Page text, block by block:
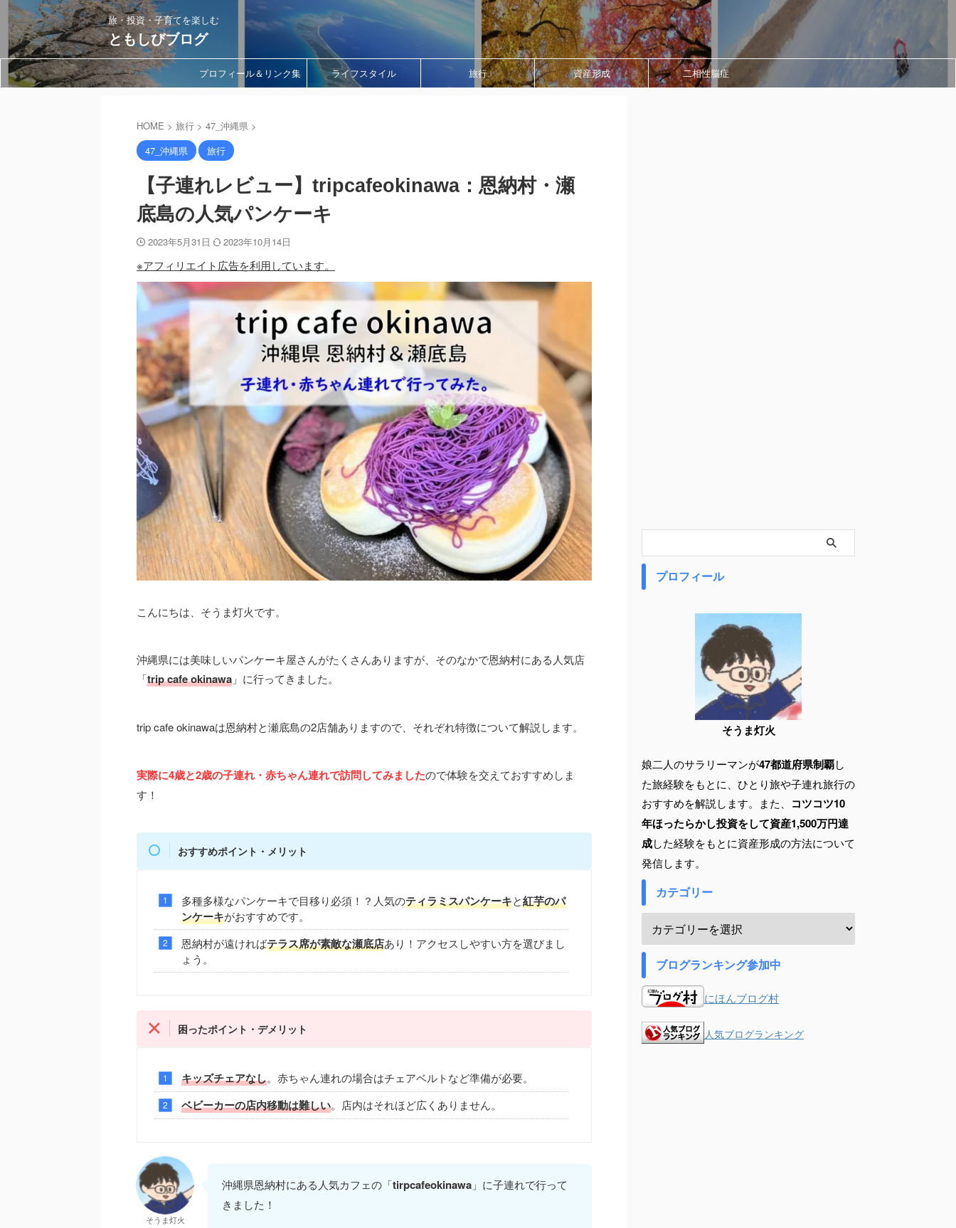
旅・投資・子育てを楽しむ
ともしびブログ
プロフィール＆リンク集 ライフスタイル 旅行 資産形成 二相性脳症
HOME > 旅行 > 47_沖縄県 >
47_沖縄県
旅行
【子連れレビュー】tripcafeokinawa：恩納村・瀬
底島の人気パンケーキ
2023年5月31日 2023年10月14日
※アフィリエイト広告を利用しています。
こんにちは、そうま灯火です。
沖縄県には美味しいパンケーキ屋さんがたくさんありますが、そのなかで恩納村にある人気店
「trip cafe okinawa 」に行ってきました。
trip cafe okinawaは恩納村と瀬底島の2店舗ありますので、それぞれ特徴について解説します。
実際に4歳と2歳の子連れ・赤ちゃん連れで訪問してみましたので体験を交えておすすめしま
す！
おすすめポイント・メリット
多種多様なパンケーキで目移り必須！？人気のティラミスパンケーキと紅芋のパ
ンケーキがおすすめです。
恩納村が遠ければテラス席が素敵な瀬底店あり！アクセスしやすい方を選びまし
ょう。
困ったポイント・デメリット
キッズチェアなし。赤ちゃん連れの場合はチェアベルトなど準備が必要。
ベビーカーの店内移動は難しい。店内はそれほど広くありません。
そうま灯火
沖縄県恩納村にある人気カフェの「tirpcafeokinawa 」に子連れで行って
きました！
プロフィール
そうま灯火
娘二人のサラリーマンが47都道府県制覇し
た旅経験をもとに、ひとり旅や子連れ旅行の
おすすめを解説します。また、 コツコツ10
年ほったらかし投資をして資産1,500万円達
成した経験をもとに資産形成の方法について
発信します。
カテゴリー
ブログランキング参加中
にほんブログ村
人気ブログランキング